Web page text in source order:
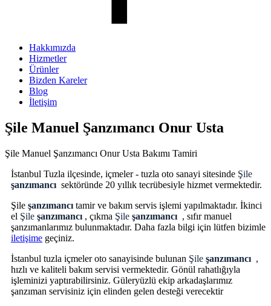
Hakkımızda
Hizmetler
Ürünler
Bizden Kareler
Blog
İletişim
Şile Manuel Şanzımancı Onur Usta
Şile Manuel Şanzımancı Onur Usta Bakımı Tamiri
İstanbul Tuzla ilçesinde, içmeler - tuzla oto sanayi sitesinde Şile
şanzımancı sektöründe 20 yıllık tecrübesiyle hizmet vermektedir.
Şile şanzımancı tamir ve bakım servis işlemi yapılmaktadır. İkinci
el Şile şanzımancı , çıkma Şile şanzımancı , sıfır manuel
şanzımanlarımız bulunmaktadır. Daha fazla bilgi için lütfen bizimle
iletişime geçiniz.
İstanbul tuzla içmeler oto sanayisinde bulunan Şile şanzımancı ,
hızlı ve kaliteli bakım servisi vermektedir. Gönül rahatlığıyla
işleminizi yaptırabilirsiniz. Güleryüzlü ekip arkadaşlarımız
şanzıman servisiniz için elinden gelen desteği verecektir